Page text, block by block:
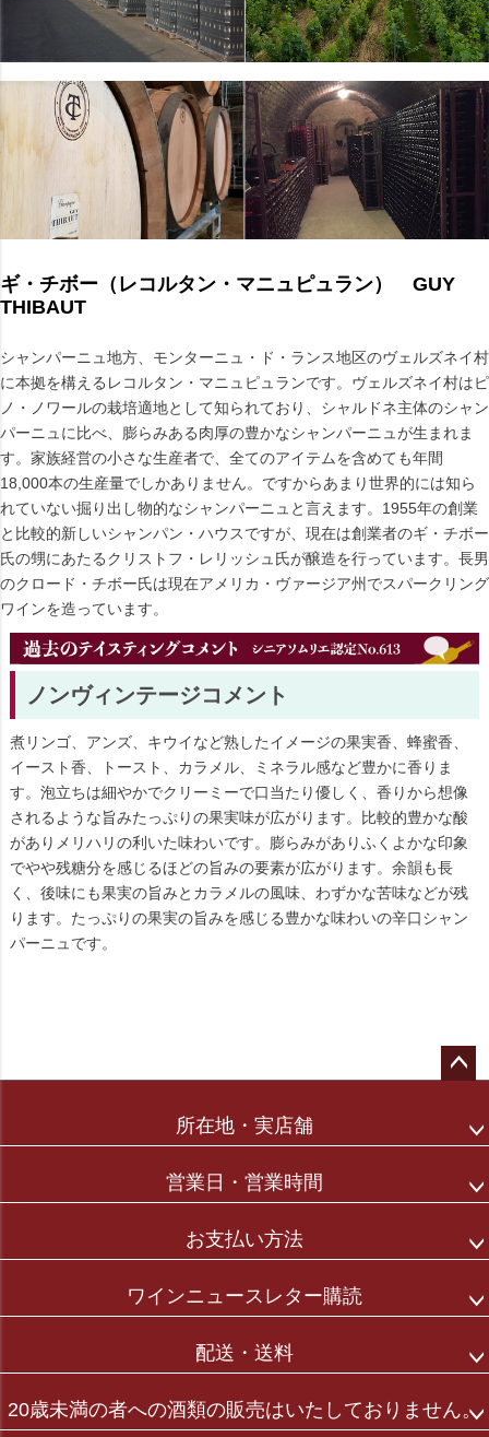
ギ・チボー（レコルタン・マニュピュラン） GUY
THIBAUT
シャンパーニュ地方、モンターニュ・ド・ランス地区のヴェルズネイ村
に本拠を構えるレコルタン・マニュピュランです。ヴェルズネイ村はピ
ノ・ノワールの栽培適地として知られており、シャルドネ主体のシャン
パーニュに比べ、膨らみある肉厚の豊かなシャンパーニュが生まれま
す。家族経営の小さな生産者で、全てのアイテムを含めても年間
18,000本の生産量でしかありません。ですからあまり世界的には知ら
れていない掘り出し物的なシャンパーニュと言えます。1955年の創業
と比較的新しいシャンパン・ハウスですが、現在は創業者のギ・チボー
氏の甥にあたるクリストフ・レリッシュ氏が醸造を行っています。長男
のクロード・チボー氏は現在アメリカ・ヴァージア州でスパークリング
ワインを造っています。
ノンヴィンテージコメント
煮リンゴ、アンズ、キウイなど熟したイメージの果実香、蜂蜜香、
イースト香、トースト、カラメル、ミネラル感など豊かに香りま
す。泡立ちは細やかでクリーミーで口当たり優しく、香りから想像
されるような旨みたっぷりの果実味が広がります。比較的豊かな酸
がありメリハリの利いた味わいです。膨らみがありふくよかな印象
でやや残糖分を感じるほどの旨みの要素が広がります。余韻も長
く、後味にも果実の旨みとカラメルの風味、わずかな苦味などが残
ります。たっぷりの果実の旨みを感じる豊かな味わいの辛口シャン
パーニュです。
所在地・実店舗
営業日・営業時間
お支払い方法
ワインニュースレター購読
配送・送料
20歳未満の者への酒類の販売はいたしておりません。